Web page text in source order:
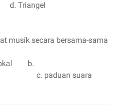
d. Triangel
musik secara bersama-sama
b.
c. paduan suara